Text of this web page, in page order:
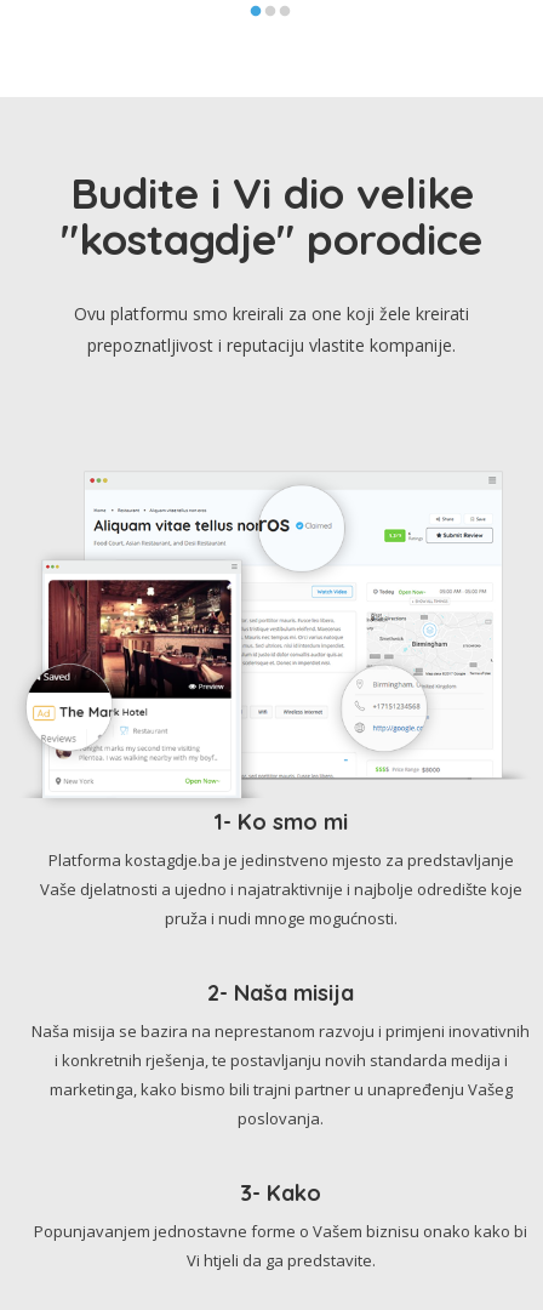
Budite i Vi dio velike
"kostagdje" porodice
Ovu platformu smo kreirali za one koji žele kreirati
prepoznatljivost i reputaciju vlastite kompanije.
1- Ko smo mi
Platforma kostagdje.ba je jedinstveno mjesto za predstavljanje
Vaše djelatnosti a ujedno i najatraktivnije i najbolje odredište koje
pruža i nudi mnoge mogućnosti.
2- Naša misija
Naša misija se bazira na neprestanom razvoju i primjeni inovativnih
i konkretnih rješenja, te postavljanju novih standarda medija i
marketinga, kako bismo bili trajni partner u unapređenju Vašeg
poslovanja.
3- Kako
Popunjavanjem jednostavne forme o Vašem biznisu onako kako bi
Vi htjeli da ga predstavite.